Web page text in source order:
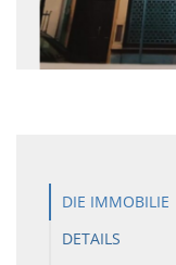
DIE IMMOBILIE
DETAILS